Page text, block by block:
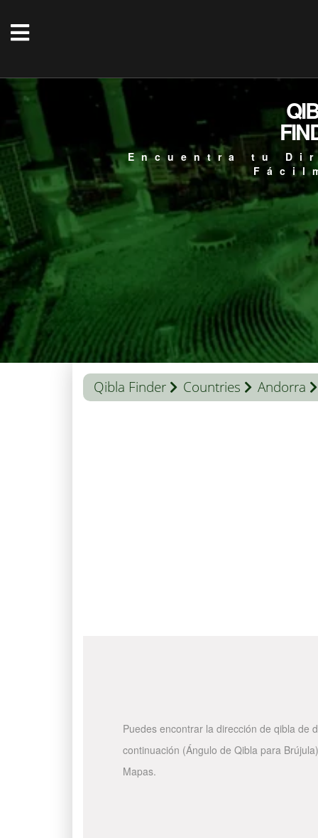
Encuentra tu
Qibla Finder Countries Andorra
Puedes encontrar la dirección de qibla de
continuación (Ángulo de Qibla para
Mapas.